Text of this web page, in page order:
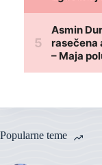
Popularne teme